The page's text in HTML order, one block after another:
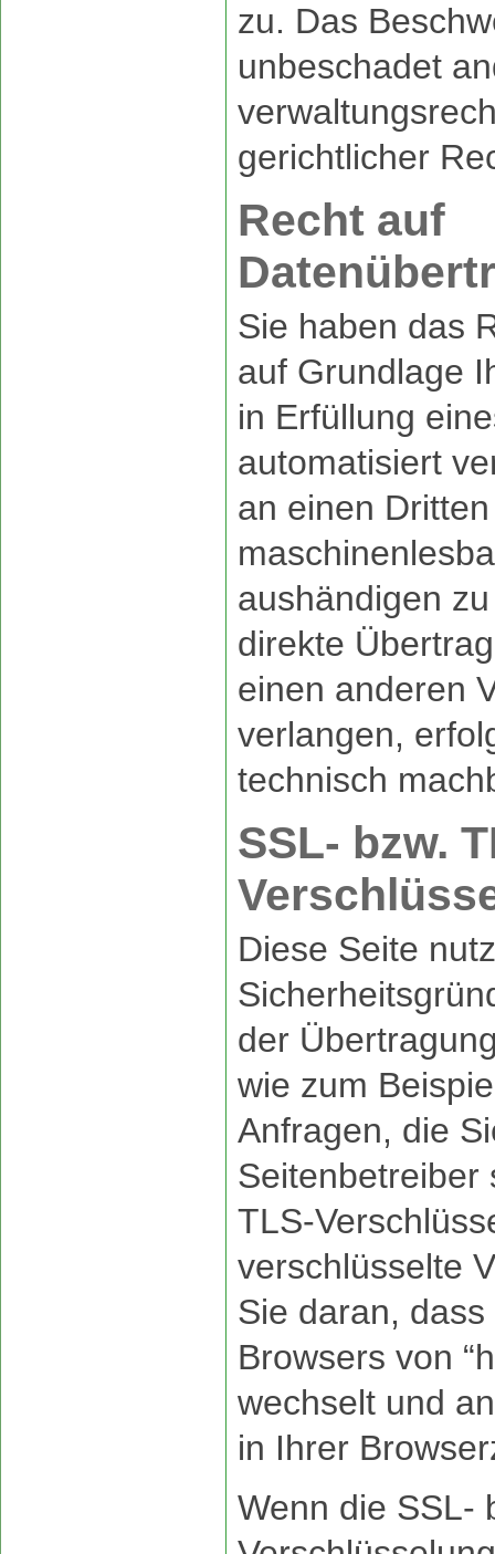
zu. Das
unbeschadet
gerichtlicher
Recht auf
Sie haben das
auf Grundlage
in Erfüllung
automatisiert
an einen
aushändigen
direkte
einen anderen
verlangen,
technisch
SSL- bzw.
Diese Seite
der
wie zum
Anfragen, die
Seitenbetreiber
TLS-
verschlüsselte
Sie daran,
Browsers von
wechselt und
in Ihrer
Wenn die SSL-